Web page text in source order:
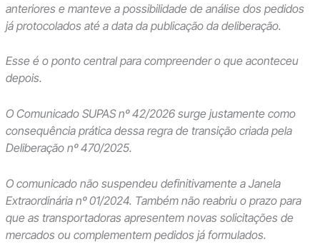
anteriores e manteve a possibilidade de análise dos pedidos
já protocolados até a data da publicação da deliberação.
Esse é o ponto central para compreender o que aconteceu
depois.
O Comunicado SUPAS nº 42/2026 surge justamente como
consequência prática dessa regra de transição criada pela
Deliberação nº 470/2025.
O comunicado não suspendeu definitivamente a Janela
Extraordinária nº 01/2024. Também não reabriu o prazo para
que as transportadoras apresentem novas solicitações de
mercados ou complementem pedidos já formulados.